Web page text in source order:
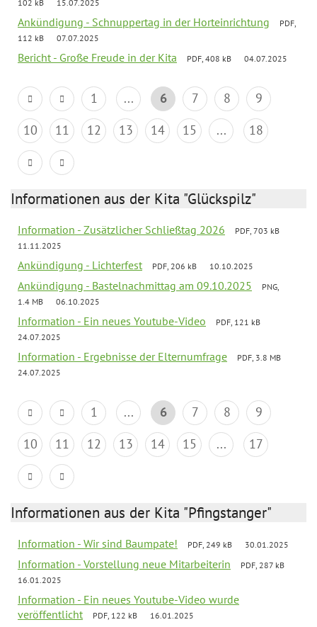
102 kB
15.07.2025
Ankündigung - Schnuppertag in der Horteinrichtung
PDF,
112 kB
07.07.2025
Bericht - Große Freude in der Kita PDF, 408 kB 04.07.2025
1 ... 6 7 8
9
10
11 12 13 14 15 ... 18
Informationen aus der Kita "Glückspilz"
Information - Zusätzlicher Schließtag 2026
PDF, 703 kB
11.11.2025
Ankündigung - Lichterfest PDF, 206 kB 10.10.2025
Ankündigung - Bastelnachmittag am 09.10.2025
PNG,
1.4 MB
06.10.2025
Information - Ein neues Youtube-Video
PDF, 121 kB
24.07.2025
Information - Ergebnisse der Elternumfrage
PDF, 3.8 MB
24.07.2025
1 ... 6 7 8
9
10
11 12 13 14 15 ... 17
Informationen aus der Kita "Pfingstanger"
Information - Wir sind Baumpate! PDF, 249 kB 30.01.2025
Information - Vorstellung neue Mitarbeiterin
PDF, 287 kB
16.01.2025
Information - Ein neues Youtube-Video wurde
veröffentlicht
PDF, 122 kB 16.01.2025